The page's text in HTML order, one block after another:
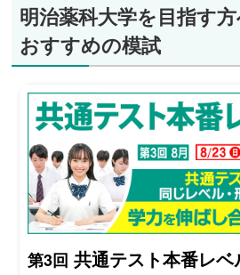
明治薬科大学を目指す
おすすめの模試
第3回 共通テスト本番レベ